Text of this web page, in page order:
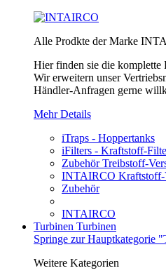
Alle Prodkte der Marke
Hier finden sie die
Wir erweitern unser
Händler-Anfragen gerne
Mehr Details
iTraps - Hoppertanks
iFilters - Kraftstoff-
Zubehör Treibstoff-
INTAIRCO Kraftstoff-
Zubehör
INTAIRCO
Turbinen Turbinen
Springe zur Hauptkategorie
Weitere Kategorien